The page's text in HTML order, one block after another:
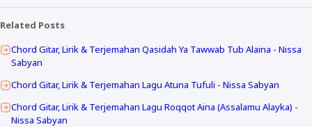
Related Posts
Chord Gitar, Lirik & Terjemahan Qasidah Ya Tawwab Tub Alaina - Nissa
Sabyan
Chord Gitar, Lirik & Terjemahan Lagu Atuna Tufuli - Nissa Sabyan
Chord Gitar, Lirik & Terjemahan Lagu Roqqot Aina (Assalamu Alayka) -
Nissa Sabyan